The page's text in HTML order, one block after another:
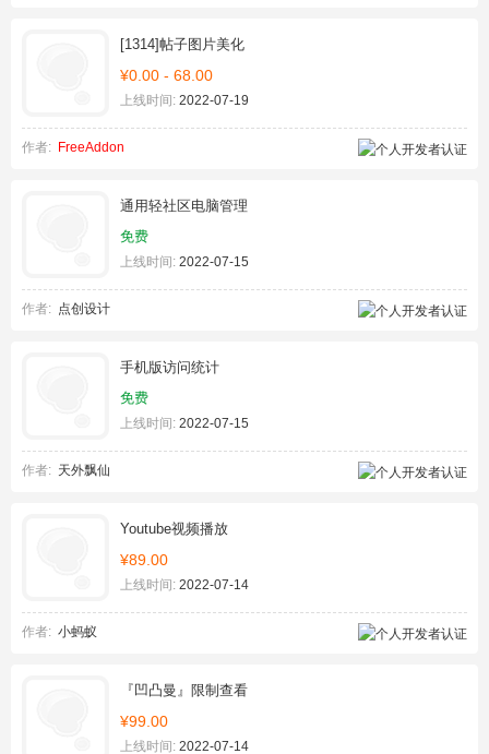
[1314]帖子图片美化
¥0.00 - 68.00
上线时间: 2022-07-19
作者: FreeAddon
通用轻社区电脑管理
免费
上线时间: 2022-07-15
作者: 点创设计
手机版访问统计
免费
上线时间: 2022-07-15
作者: 天外飘仙
Youtube视频播放
¥89.00
上线时间: 2022-07-14
作者: 小蚂蚁
『凹凸曼』限制查看
¥99.00
上线时间: 2022-07-14